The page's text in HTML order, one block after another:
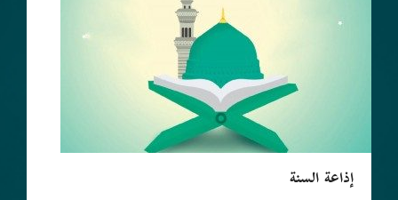
إذاعة السنة